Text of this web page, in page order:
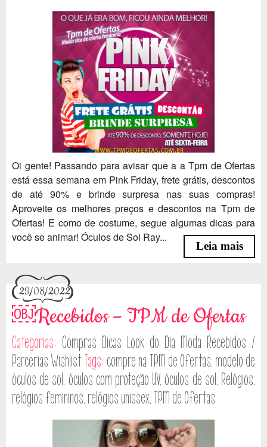
Oi gente! Passando para avisar que a a Tpm de Ofertas
está essa semana em Pink Friday, frete grátis, descontos
de até 90% e brinde surpresa nas suas compras!
Aproveite os melhores preços e descontos na Tpm de
Ofertas! E como de costume, segue algumas dicas para
você se animar! Óculos de Sol Ray...
Leia mais
29/08/2022
￼Recebidos – TPM de Ofertas
Categorias: Compras Dicas Look do Dia Moda Recebidos /
Parcerias Wishlist Tags: compre na TPM de Ofertas, modelo de
óculos de sol, óculos com proteção UV, óculos de sol, Relógios,
relógios femininos, relógios unissex, TPM de Ofertas